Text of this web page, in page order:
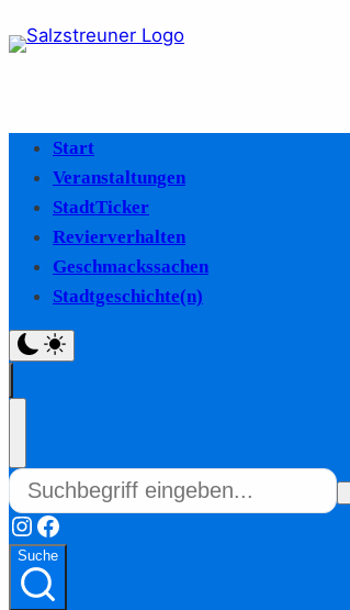
Start
Veranstaltungen
StadtTicker
Revierverhalten
Geschmackssachen
Stadtgeschichte(n)
Instagram
Facebook
Suche